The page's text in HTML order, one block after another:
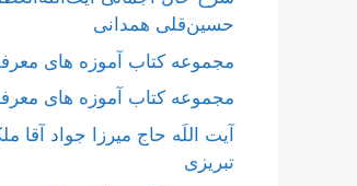
حسین‌قلی همدانی
مجموعه کتاب آموزه های
مجموعه کتاب آموزه های
آیت اللَه حاج میرزا جواد آقا
تبریزی